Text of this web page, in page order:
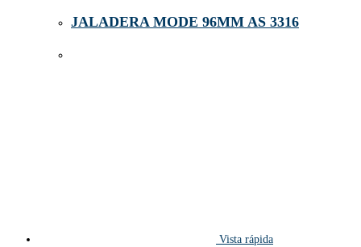
JALADERA MODE 96MM AS 3316
Vista rápida